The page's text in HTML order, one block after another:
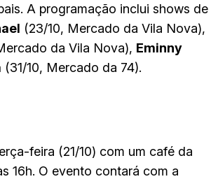
A programação inclui shows de
(23/10, Mercado da Vila Nova),
da Vila Nova), Eminny
(31/10, Mercado da 74).
feira (21/10) com um café da
16h. O evento contará com a